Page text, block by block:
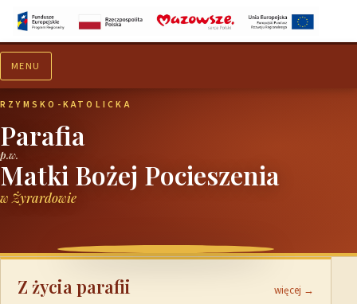
MENU
RZYMSKO-KATOLICKA
Parafia
p.w.
Matki Bożej Pocieszenia
w Żyrardowie
Z życia parafii więcej →